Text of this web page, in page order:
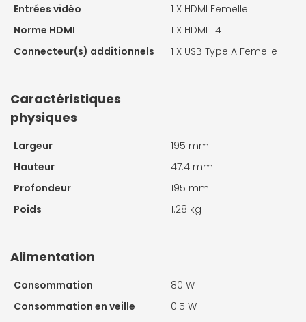
Entrées vidéo 1 X HDMI Femelle
Norme HDMI
1 X HDMI 1.4
Connecteur(s) additionnels
1 X USB Type A Femelle
Caractéristiques
physiques
Largeur
195 mm
Hauteur
47.4 mm
Profondeur
195 mm
Poids
1.28 kg
Alimentation
Consommation
80 W
Consommation en veille
0.5 W